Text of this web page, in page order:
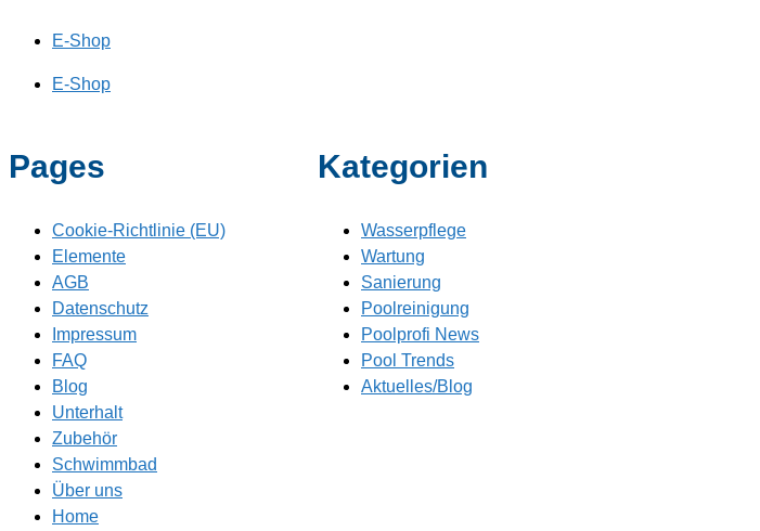
E-Shop
E-Shop
Pages
Cookie-Richtlinie (EU)
Elemente
AGB
Datenschutz
Impressum
FAQ
Blog
Unterhalt
Zubehör
Schwimmbad
Über uns
Home
Kategorien
Wasserpflege
Wartung
Sanierung
Poolreinigung
Poolprofi News
Pool Trends
Aktuelles/Blog